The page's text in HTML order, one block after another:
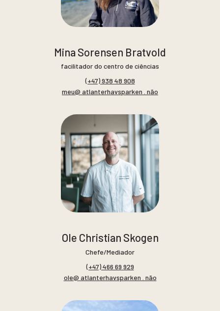
Mina Sorensen Bratvold
facilitador do centro de ciências
(+47) 938 48 908
meu@ atlanterhavsparken . não
Ole Christian Skogen
Chefe/Mediador
(+47) 466 69 929
ole@ atlanterhavsparken . não